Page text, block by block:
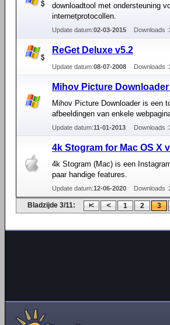
downloadtool met ondersteuning
internetprotocollen.
Update datum:02-03-2015 Downloads :
ReGet Deluxe v5.2
Update datum:08-07-2008 Downloads :
Mihov Picture
Mihov Picture Downloader is een
afbeeldingen van enkele
Update datum:11-01-2013 Downloads :
4k Stogram for Mac OS X
4k Stogram (Mac) is een
paar handige features.
Update datum:12-06-2020 Downloads :
Bladzijde 3/11: 1 2 3